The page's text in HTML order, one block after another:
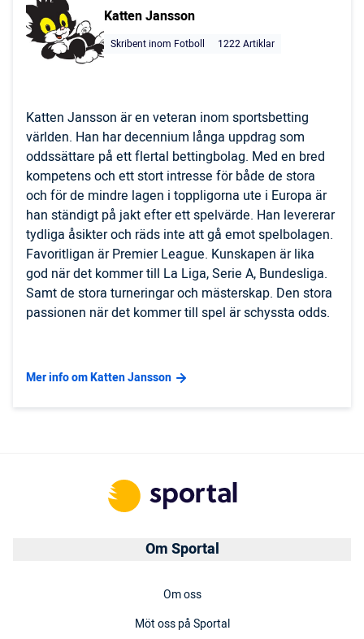
Katten Jansson
Skribent inom Fotboll 1222 Artiklar
Katten Jansson är en veteran inom sportsbetting
världen. Han har decennium långa uppdrag som
oddssättare på ett flertal bettingbolag. Med en bred
kompetens och ett stort intresse för både de stora
och för de mindre lagen i toppligorna ute i Europa är
han ständigt på jakt efter ett spelvärde. Han levererar
tydliga åsikter och räds inte att gå emot spelbolagen.
Favoritligan är Premier League. Kunskapen är lika
god när det kommer till La Liga, Serie A, Bundesliga.
Samt de stora turneringar och mästerskap. Den stora
passionen när det kommer till spel är schyssta odds.
Mer info om Katten Jansson
Om Sportal
Om oss
Möt oss på Sportal